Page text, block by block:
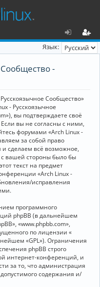
х
ег
Язык:
-
Сообщество»
- Русскоязычное
вы подтверждаете своё
вы не согласны с ними,
форумами «Arch Linux -
за собой право
сделаем всё возможное,
с вашей стороны было бы
текст на предмет
«Arch Linux -
исправления
программного
phpBB (в дальнейшем
«www.phpbb.com»,
по лицензии «
«GPL»). Ограничения
phpBB строго
интернет-конференций, и
за то, что администрация
содержания и/